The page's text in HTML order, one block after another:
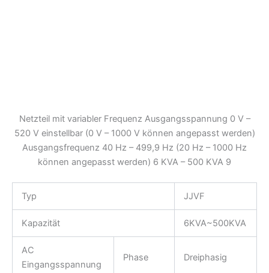
Netzteil mit variabler Frequenz Ausgangsspannung 0 V –
520 V einstellbar (0 V – 1000 V können angepasst werden)
Ausgangsfrequenz 40 Hz – 499,9 Hz (20 Hz – 1000 Hz
können angepasst werden) 6 KVA – 500 KVA 9
Typ JJVF
Kapazität 6KVA~500KVA
AC
Eingangsspannung
Phase Dreiphasig